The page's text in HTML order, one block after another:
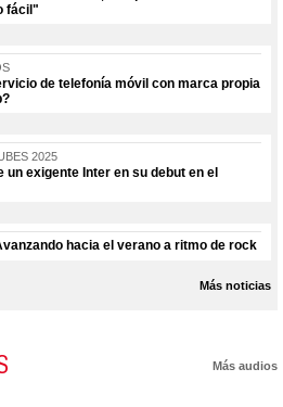
fácil"
de telefonía móvil con marca propia
2025
exigente Inter en su debut en el
hacia el verano a ritmo de rock
Más noticias
Más audios